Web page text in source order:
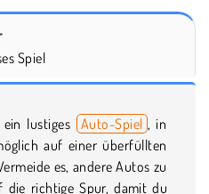
Spiel
lustiges Auto-Spiel , in
auf einer überfüllten
es, andere Autos zu
die richtige Spur, damit du